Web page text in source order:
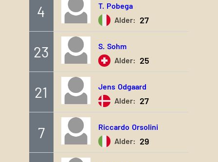
4 T. Pobega
Alder: 27
23 S. Sohm
Alder: 25
21 Jens Odgaard
Alder: 27
7 Riccardo Orsolini
Alder: 29